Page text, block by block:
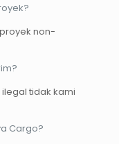
non-
tidak kami
Cargo?